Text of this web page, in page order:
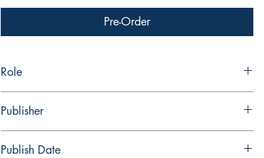
Pre-Order
Role
Publisher
Publish Date